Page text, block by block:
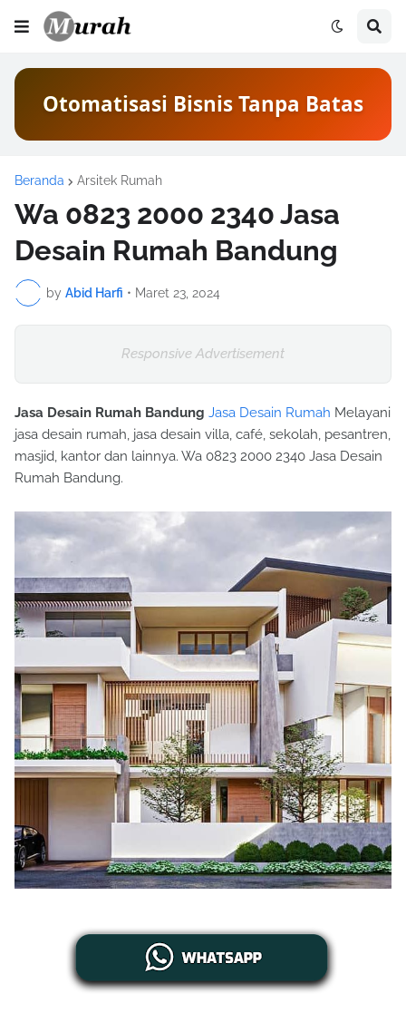
Otomatisasi Bisnis Tanpa Batas
Beranda Arsitek Rumah
Wa 0823 2000 2340 Jasa
Desain Rumah Bandung
by Abid Harfi • Maret 23, 2024
Responsive Advertisement
Jasa Desain Rumah Bandung Jasa Desain Rumah Melayani
jasa desain rumah, jasa desain villa, café, sekolah, pesantren,
masjid, kantor dan lainnya. Wa 0823 2000 2340 Jasa Desain
Rumah Bandung.